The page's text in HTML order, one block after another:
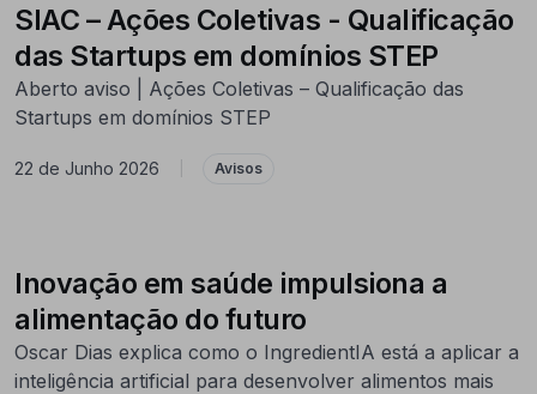
SIAC – Ações Coletivas - Qualificação
das Startups em domínios STEP
Aberto aviso | Ações Coletivas – Qualificação das
Startups em domínios STEP
22 de Junho 2026 Avisos
Inovação em saúde impulsiona a
alimentação do futuro
Oscar Dias explica como o IngredientIA está a aplicar a
inteligência artificial para desenvolver alimentos mais